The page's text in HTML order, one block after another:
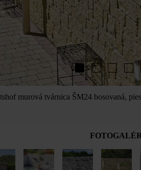
murová tvárnica ŠM24 bosovaná,